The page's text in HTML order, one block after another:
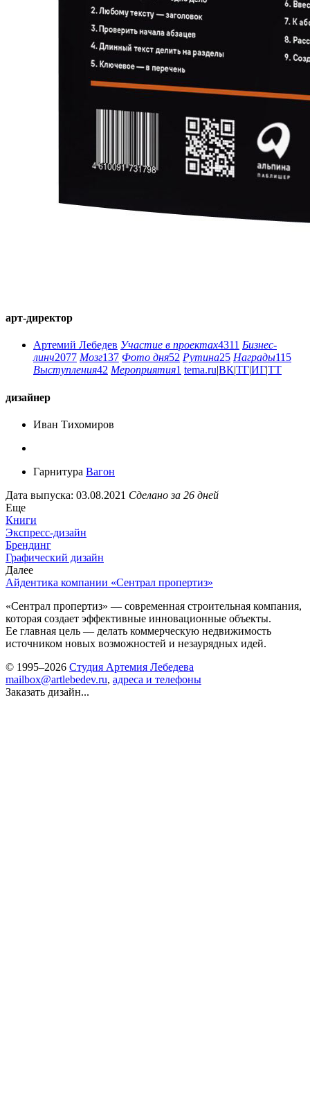
арт-директор
Артемий Лебедев Участие в проектах4311 Бизнес-
линч2077 Мозг137 Фото дня52 Рутина25 Награды115
Выступления42 Мероприятия1 tema.ru|ВК|ТГ|ИГ|ТТ
дизайнер
Иван Тихомиров
Гарнитура Вагон
Дата выпуска: 03.08.2021 Сделано за 26 дней
Еще
Книги
Экспресс-дизайн
Брендинг
Графический дизайн
Далее
Айдентика компании «Сентрал пропертиз»
«Сентрал пропертиз» — современная строительная компания,
которая создает эффективные инновационные объекты.
Ее главная цель — делать коммерческую недвижимость
источником новых возможностей и незаурядных идей.
© 1995–2026 Студия Артемия Лебедева
mailbox@artlebedev.ru, адреса и телефоны
Заказать дизайн...